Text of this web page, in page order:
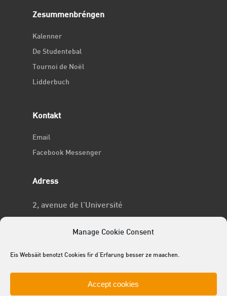
Manage Cookie Consent
Eis Websäit benotzt Cookies fir d'Erfarung besser ze maachen.
Accept cookies
Zesummenbréngen
Kalenner
De Studentebal
Tournoi de Noël
Lidderbuch
Kontakt
Email
Facebook Messenger
Adress
2, avenue de l’Université
No RCSL